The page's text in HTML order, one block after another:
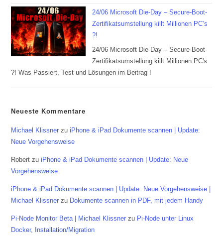
24/06 Microsoft Die-Day – Secure-Boot-
Zertifikatsumstellung killt Millionen PC’s
?!
24/06 Microsoft Die-Day – Secure-Boot-
Zertifikatsumstellung killt Millionen PC's
?! Was Passiert, Test und Lösungen im Beitrag !
Neueste Kommentare
Michael Klissner zuiPhone & iPad Dokumente scannen | Update:
Neue Vorgehensweise
Robert zuiPhone & iPad Dokumente scannen | Update: Neue
Vorgehensweise
iPhone & iPad Dokumente scannen | Update: Neue Vorgehensweise |
Michael Klissner zu Dokumente scannen in PDF, mit jedem Handy
Pi-Node Monitor Beta | Michael Klissner zu Pi-Node unter Linux
Docker, Installation/Migration